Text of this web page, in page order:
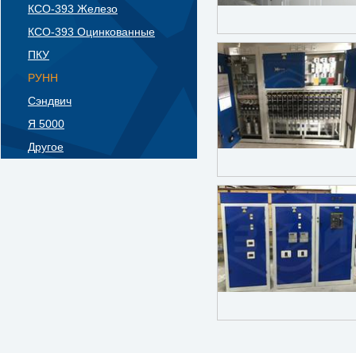
КСО-393 Железо
КСО-393 Оцинкованные
ПКУ
РУНН
Сэндвич
Я 5000
Другое